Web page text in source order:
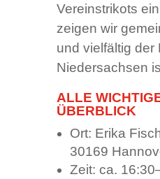
Vereinstrikots
zeigen wir
und vielfältig der
Niedersachsen
ALLE
ÜBERBLICK
Ort: Erika
30169
Zeit: ca.